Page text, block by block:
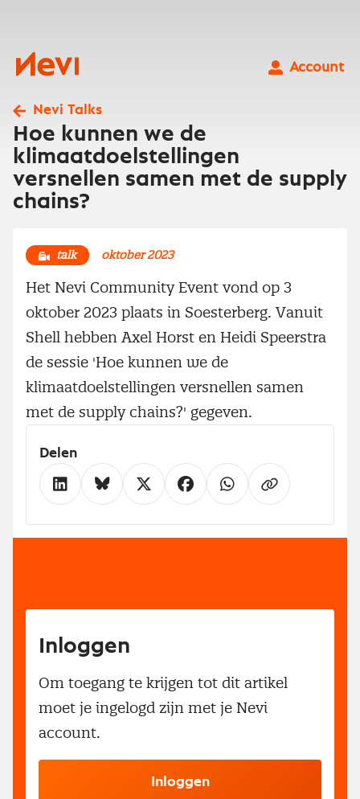
Nevi
Account
Nevi Talks
Hoe kunnen we de
klimaatdoelstellingen
versnellen samen met de supply
chains?
talk oktober 2023
Het Nevi Community Event vond op 3
oktober 2023 plaats in Soesterberg. Vanuit
Shell hebben Axel Horst en Heidi Speerstra
de sessie 'Hoe kunnen we de
klimaatdoelstellingen versnellen samen
met de supply chains?' gegeven.
Delen
Inloggen
Om toegang te krijgen tot dit artikel
moet je ingelogd zijn met je Nevi
account.
Inloggen